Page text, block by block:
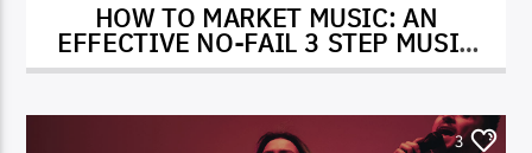
DK NET Radio.co
HOW TO MARKET MUSIC: AN
EFFECTIVE NO-FAIL 3 STEP MUSIC
MARKETING FORMULA THAT WORKS
3